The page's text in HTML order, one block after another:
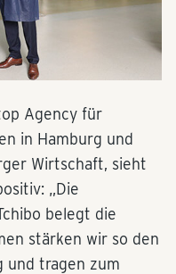
Agency für
in Hamburg und
Wirtschaft, sieht
„Die
belegt die
stärken wir so den
und tragen zum